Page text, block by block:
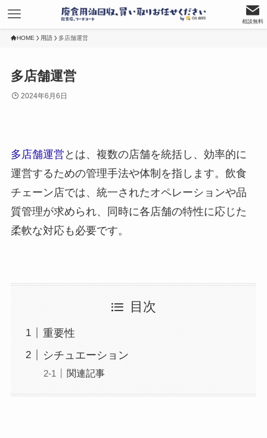
相談無料
HOME 用語 多店舗運営
多店舗運営
2024年6月6日
多店舗運営 とは、複数の店舗を統括し、効率的に
運営するための管理手法や体制を指します。飲食
チェーン店では、統一されたオペレーションや品
質管理が求められ、同時に各店舗の特性に応じた
柔軟な対応も必要です。
目次
重要性
シチュエーション
関連記事